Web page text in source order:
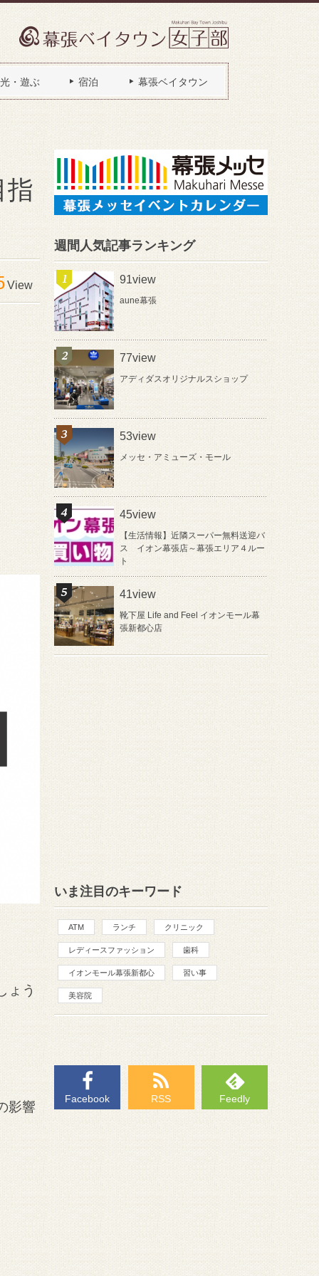
・遊ぶ 宿泊 幕張ベイタウン
指
View
ょう
影響
週間人気記事ランキング
91view
aune幕張
77view
アディダスオリジナルスショップ
53view
メッセ・アミューズ・モール
45view
【生活情報】近隣スーパー無料送迎バ
ス イオン幕張店～幕張エリア４ルー
ト
41view
靴下屋 Life and Feel イオンモール幕
張新都心店
いま注目のキーワード
ATM ランチ クリニック
レディースファッション 歯科
イオンモール幕張新都心 習い事
美容院
Facebook RSS Feedly